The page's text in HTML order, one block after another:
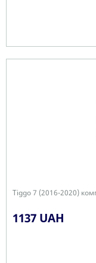
Tiggo 7 (2016-2020)
1137 UAH